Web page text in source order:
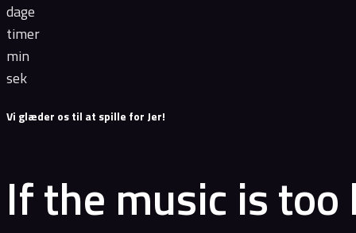
dage
timer
min
sek
Vi glæder os til at spille for Jer!
If the music is